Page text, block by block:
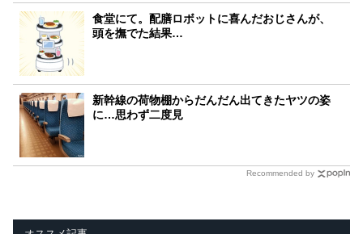
食堂にて。配膳ロボットに喜んだおじさんが、
頭を撫でた結果…
新幹線の荷物棚からだんだん出てきたヤツの姿
に…思わず二度見
Recommended by